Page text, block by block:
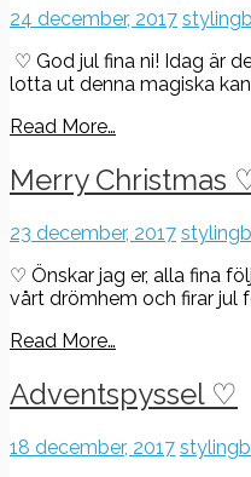
24 december, 2017
♡ God jul fina ni! Idag är
lotta ut denna magiska
Read More…
Merry Christmas
23 december, 2017
♡ Önskar jag er, alla fina
vårt drömhem och firar jul
Read More…
Adventspyssel ♡
18 december, 2017